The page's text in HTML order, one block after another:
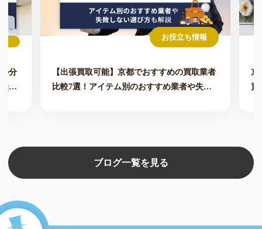
分
も
お役立ち情報
【出張買取可能】京都でおすすめの買取業者
比較7選！アイテム別のおすすめ業者や失敗
京
買
ブログ一覧を見る